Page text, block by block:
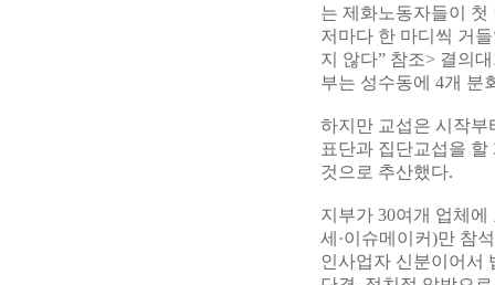
는 제화노동자들이 첫
저마다 한 마디씩 거
지 않다” 참조> 결의
부는 성수동에 4개 분
하지만 교섭은 시작부
표단과 집단교섭을
것으로 추산했다.
지부가 30여개 업체
세·이슈메이커)만 참
인사업자 신분이어서